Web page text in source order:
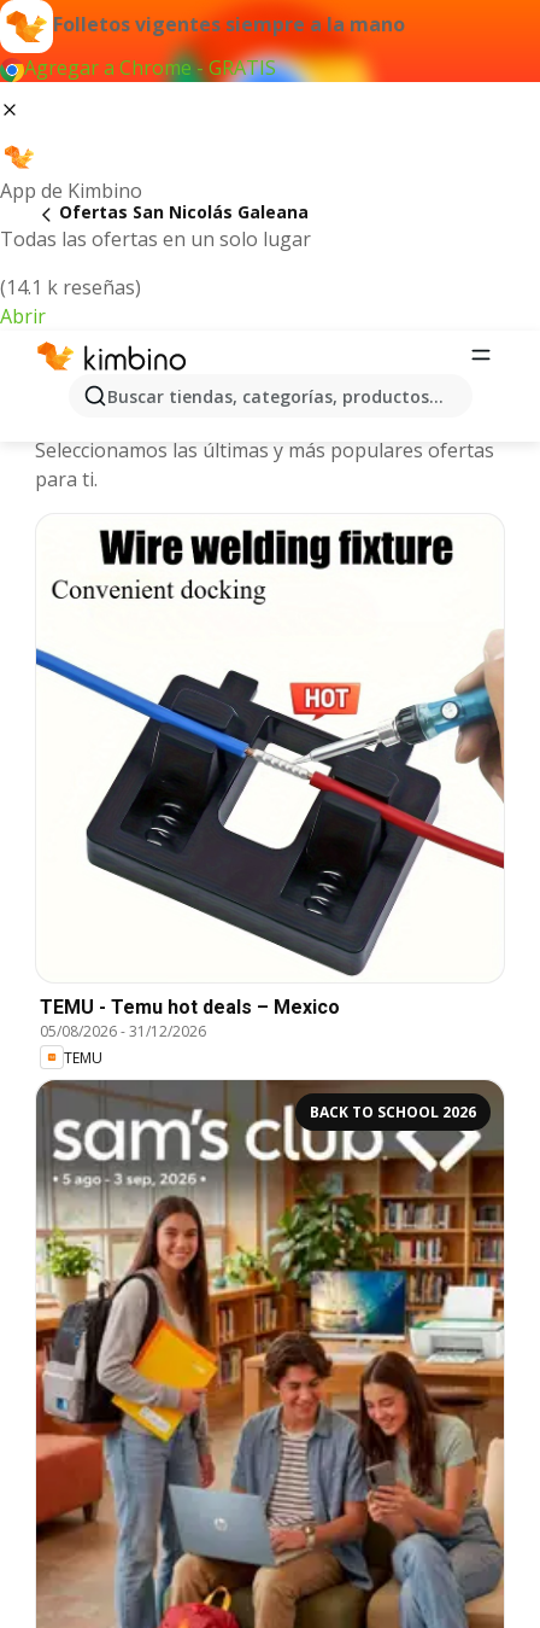
Folletos vigentes siempre a la mano
Agregar a Chrome - GRATIS
App de Kimbino
Todas las ofertas en un solo lugar
(14.1 k reseñas)
Abrir
Buscar tiendas, categorías, productos...
Ofertas San Nicolás Galeana
San Nicolás Galeana - Folletos y
Seleccionamos las últimas y más populares ofertas
para ti.
TEMU - Temu hot deals – Mexico
05/08/2026-31/12/2026
TEMU
BACK TO SCHOOL 2026